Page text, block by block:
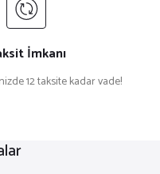
İmkanı
12 taksite kadar vade!